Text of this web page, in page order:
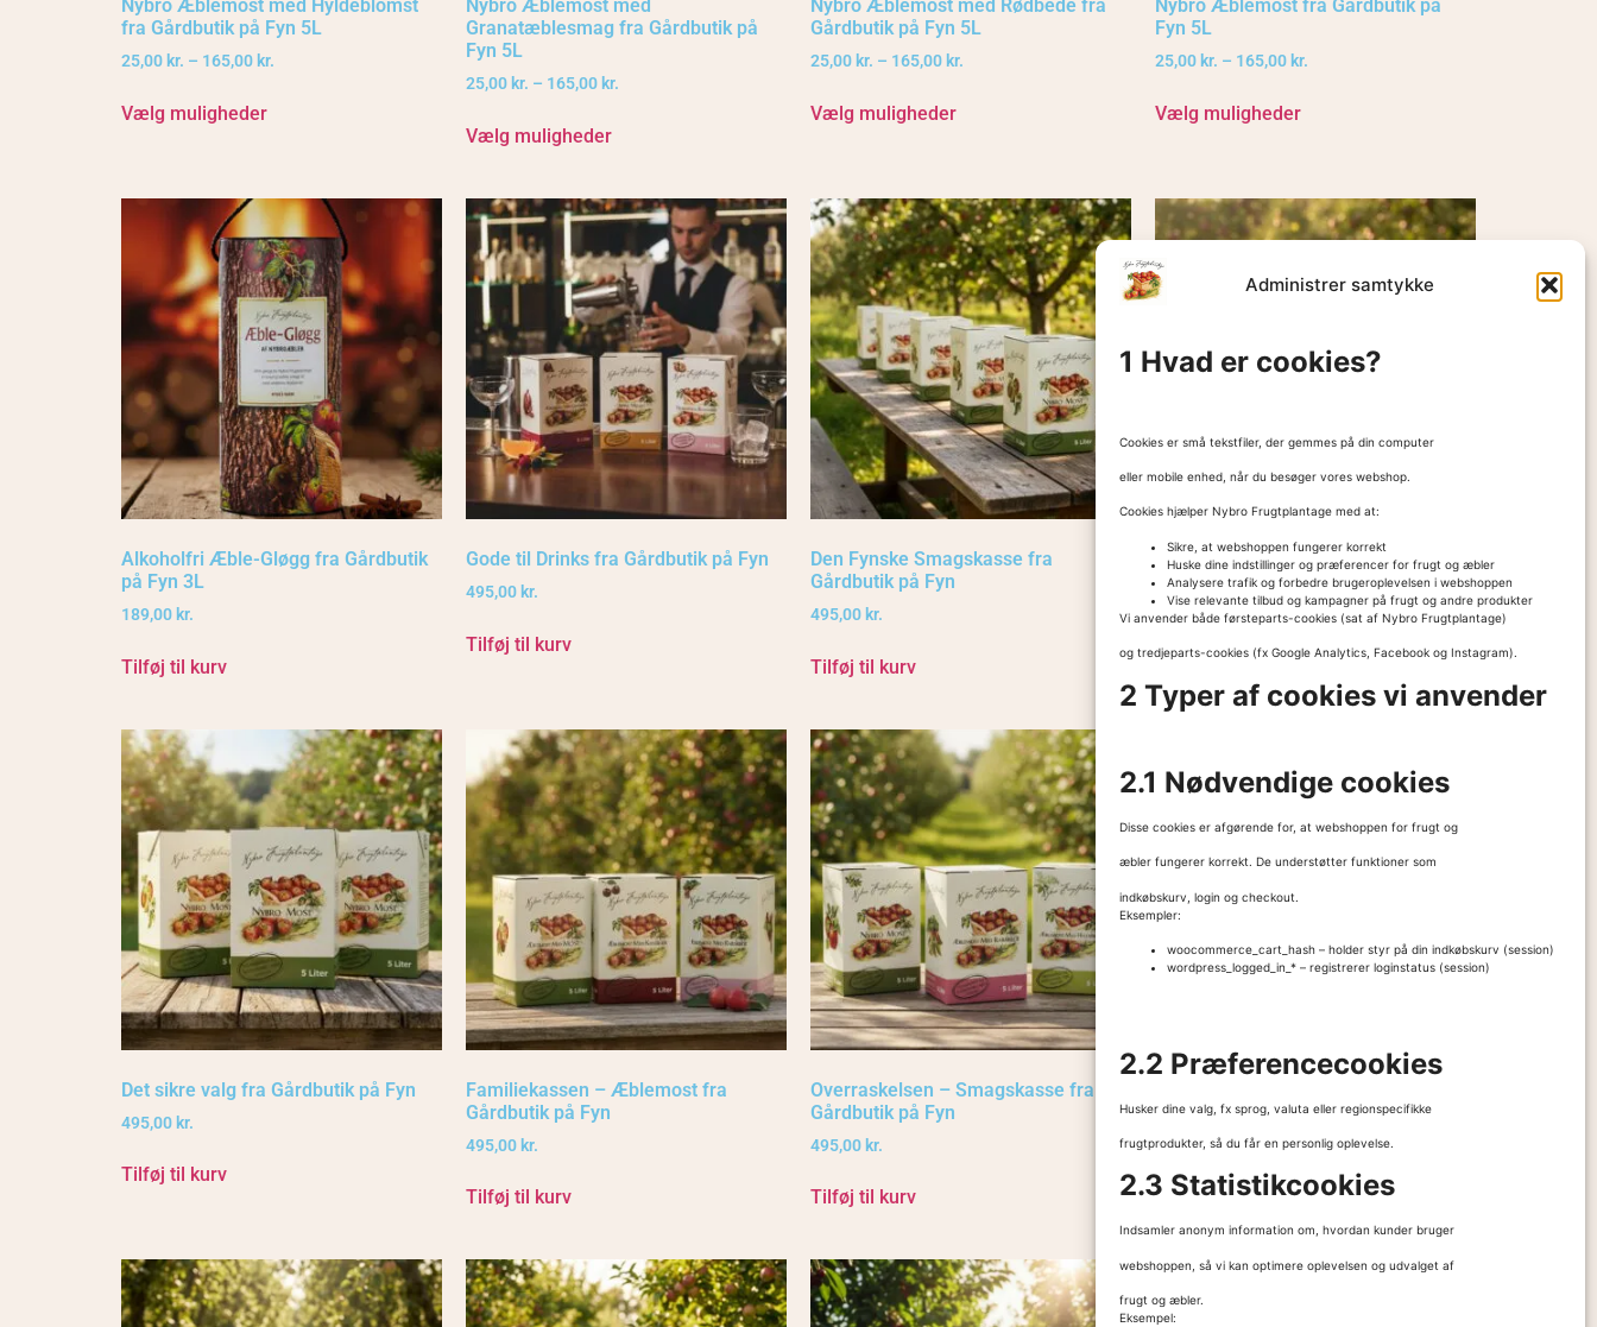
Administrer samtykke
1 Hvad er cookies?
Cookies er små tekstfiler, der gemmes på din computer
eller mobile enhed, når du besøger vores webshop.
Cookies hjælper Nybro Frugtplantage med at:
Sikre, at webshoppen fungerer korrekt
Huske dine indstillinger og præferencer for frugt og æbler
Analysere trafik og forbedre brugeroplevelsen i webshoppen
Vise relevante tilbud og kampagner på frugt og andre produkter
Vi anvender både førsteparts-cookies (sat af Nybro Frugtplantage)
og tredjeparts-cookies (fx Google Analytics, Facebook og Instagram).
2 Typer af cookies vi anvender
2.1 Nødvendige cookies
Disse cookies er afgørende for, at webshoppen for frugt og
æbler fungerer korrekt. De understøtter funktioner som
indkøbskurv, login og checkout.
Eksempler:
woocommerce_cart_hash – holder styr på din indkøbskurv (session)
wordpress_logged_in_* – registrerer loginstatus (session)
2.2 Præferencecookies
Husker dine valg, fx sprog, valuta eller regionspecifikke
frugtprodukter, så du får en personlig oplevelse.
2.3 Statistikcookies
Indsamler anonym information om, hvordan kunder bruger
webshoppen, så vi kan optimere oplevelsen og udvalget af
frugt og æbler.
Eksempel:
Nybro Æblemost med Hyldeblomst
fra Gårdbutik på Fyn 5L
25,00 kr. – 165,00 kr.
Vælg muligheder
Nybro Æblemost med
Granatæblesmag fra Gårdbutik på
Fyn 5L
25,00 kr. – 165,00 kr.
Vælg muligheder
Nybro Æblemost med Rødbede fra
Gårdbutik på Fyn 5L
25,00 kr. – 165,00 kr.
Vælg muligheder
Nybro Æblemost fra Gårdbutik på
Fyn 5L
25,00 kr. – 165,00 kr.
Vælg muligheder
Alkoholfri Æble-Gløgg fra Gårdbutik
på Fyn 3L
189,00 kr.
Tilføj til kurv
Gode til Drinks fra Gårdbutik på Fyn
495,00 kr.
Tilføj til kurv
Den Fynske Smagskasse fra
Gårdbutik på Fyn
495,00 kr.
Tilføj til kurv
Børnenes Yndling Smagskasse fra
Gårdbutik på Fyn
495,00kr.
Tilføj til kurv
Det sikre valg fra Gårdbutik på Fyn
495,00kr.
Tilføj til kurv
Familiekassen – Æblemost fra
Gårdbutik på Fyn
495,00kr.
Tilføj til kurv
Overraskelsen – Smagskasse fra
Gårdbutik på Fyn
495,00kr.
Tilføj til kurv
Fyn
495,00 kr.
Tilføj til kurv